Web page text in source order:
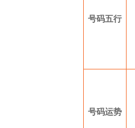
号码五行
号码运势